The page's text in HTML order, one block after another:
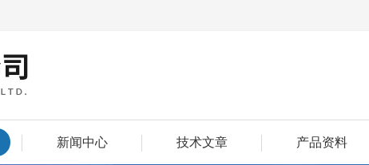
新闻中心 技术文章 产品资料